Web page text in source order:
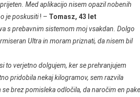
Med aplikacijo nisem opazil nobenih
je poskusiti! – Tomasz, 43 let
s prebavnim sistemom moj vsakdan. Dolgo
Ultra in moram priznati, da nisem bil
to verjetno dolgujem, ker se prehranjujem
pridobila nekaj kilogramov, sem razvila
brez pomisleka odločila, da naročim en